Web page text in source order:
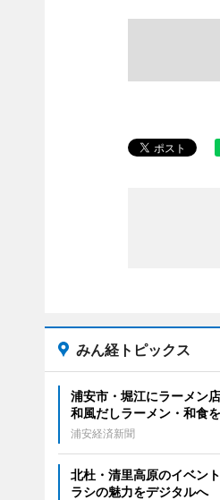
みん経トピックス
浦安市・堀江にラーメン店
和風だしラーメン・和食
浦安経済新聞
北杜・清里高原のイベン
ラシの魅力をデジタルへ